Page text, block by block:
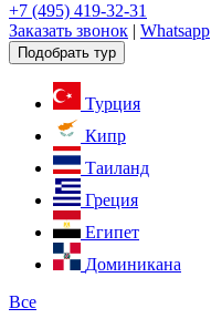
+7 (495) 419-32-31
Заказать звонок | Whatsapp
Подобрать тур
Турция
Кипр
Таиланд
Греция
Египет
Доминикана
Все